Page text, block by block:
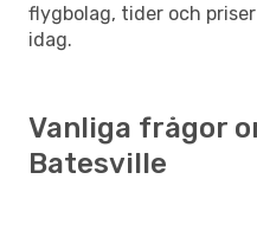
flygbolag, tider och
idag.
Vanliga frågor
Batesville